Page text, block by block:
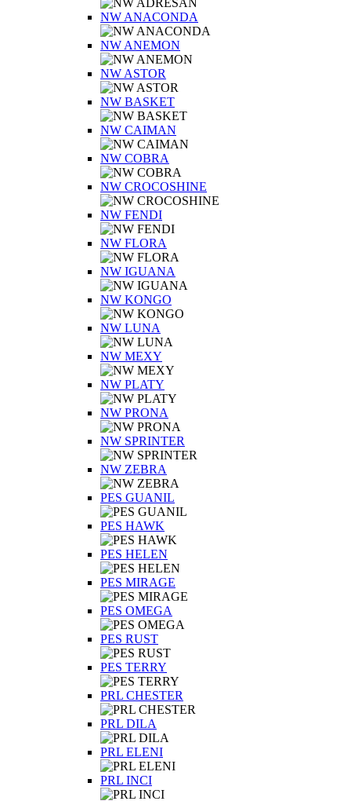
NW ANACONDA
NW ANEMON
NW ASTOR
NW BASKET
NW CAIMAN
NW COBRA
NW CROCOSHINE
NW FENDI
NW FLORA
NW IGUANA
NW KONGO
NW LUNA
NW MEXY
NW PLATY
NW PRONA
NW SPRINTER
NW ZEBRA
PES GUANIL
PES HAWK
PES HELEN
PES MIRAGE
PES OMEGA
PES RUST
PES TERRY
PRL CHESTER
PRL DILA
PRL ELENI
PRL INCI